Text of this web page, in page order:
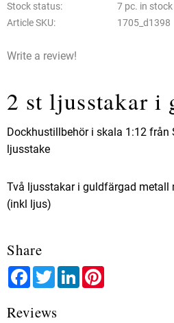
Stock status
7 pc. in stock
Article SKU
1705_d1398
Write a review!
2 st ljusstakar i
Dockhustillbehör i skala 1:12 från
ljusstake
Två ljusstakar i guldfärgad metall
(inkl ljus)
Share
FacebookTwitterLinkedIn
Reviews